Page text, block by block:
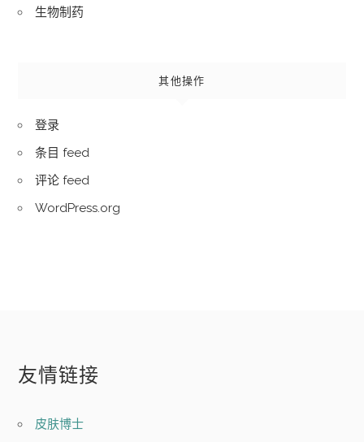
生物制药
其他操作
登录
条目 feed
评论 feed
WordPress.org
友情链接
皮肤博士